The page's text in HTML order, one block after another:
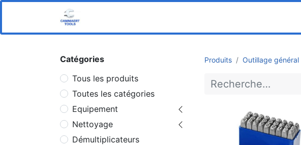
Catégories
Tous les produits
Toutes les catégories
Equipement
Nettoyage
Démultiplicateurs
Produits Outillage général